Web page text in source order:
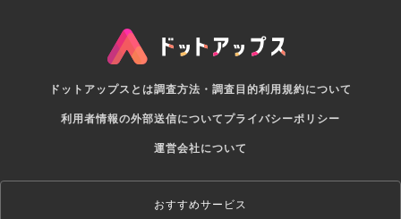
ドットアップスとは調査方法・調査目的利用規約について
利用者情報の外部送信についてプライバシーポリシー
運営会社について
おすすめサービス